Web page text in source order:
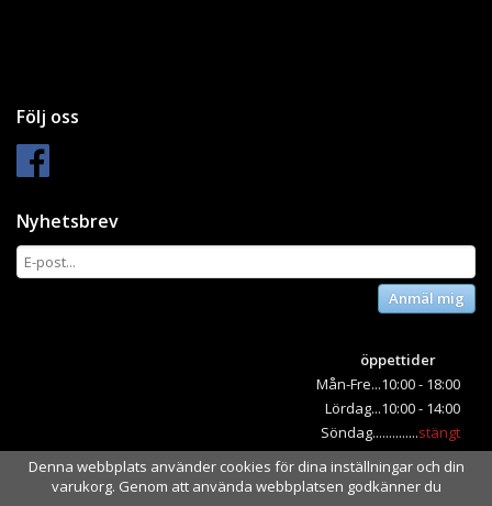
Följ oss
Nyhetsbrev
Anmäl mig
öppettider
Mån-Fre...10:00 - 18:00
Lördag...10:00 - 14:00
Söndag..............stängt
Denna webbplats använder cookies för dina inställningar och din
varukorg. Genom att använda webbplatsen godkänner du